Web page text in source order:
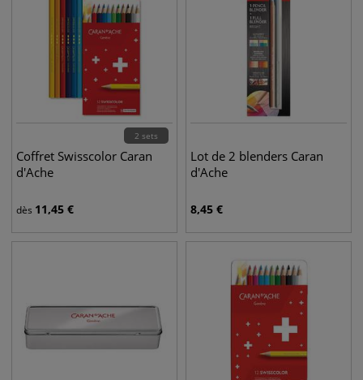
2 sets
Coffret Swisscolor Caran
d'Ache
dès 11,45 €
Lot de 2 blenders Caran
d'Ache
8,45 €